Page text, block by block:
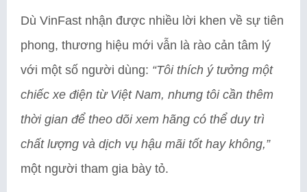
Dù VinFast nhận được nhiều lời khen về sự tiên
phong, thương hiệu mới vẫn là rào cản tâm lý
với một số người dùng: “Tôi thích ý tưởng một
chiếc xe điện từ Việt Nam, nhưng tôi cần thêm
thời gian để theo dõi xem hãng có thể duy trì
chất lượng và dịch vụ hậu mãi tốt hay không,”
một người tham gia bày tỏ.